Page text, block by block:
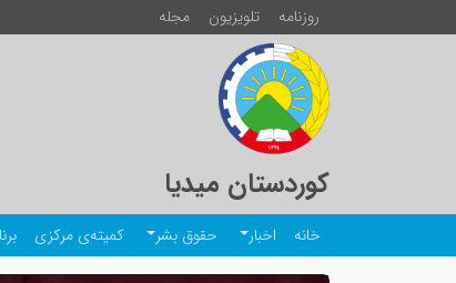
روزنامە تلویزیون مجلە
کوردستان میدیا
خانە اخبار حقوق بشر کمیتەی مرکزی